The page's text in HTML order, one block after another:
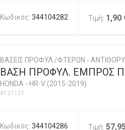
Κωδικός: 344104282 Τιμή: 1,90
ΒΑΣΕΙΣ ΠΡΟΦΥΛ./ΦΤΕΡΩΝ -
ΒΑΣΗ ΠΡΟΦΥΛ. ΕΜΠΡΟΣ
HONDA - HR-V (2015-2019)
#121121
Κωδικός: 344104286 Τιμή: